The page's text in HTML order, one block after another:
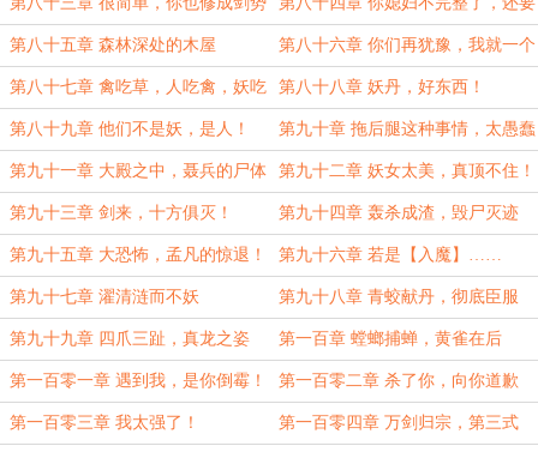
便行 不要？
第八十五章 森林深处的木屋 第八十六章 你们再犹豫，我就一个
人打穿了
第八十七章 禽吃草，人吃禽，妖吃
人
第八十八章 妖丹，好东西！
第八十九章 他们不是妖，是人！ 第九十章 拖后腿这种事情，太愚蠢
了
第九十一章 大殿之中，聂兵的尸体 第九十二章 妖女太美，真顶不住！
第九十三章 剑来，十方俱灭！ 第九十四章 轰杀成渣，毁尸灭迹
第九十五章 大恐怖，孟凡的惊退！ 第九十六章 若是【入魔】……
第九十七章 濯清涟而不妖 第九十八章 青蛟献丹，彻底臣服
第九十九章 四爪三趾，真龙之姿 第一百章 螳螂捕蝉，黄雀在后
第一百零一章 遇到我，是你倒霉！ 第一百零二章 杀了你，向你道歉
第一百零三章 我太强了！ 第一百零四章 万剑归宗，第三式